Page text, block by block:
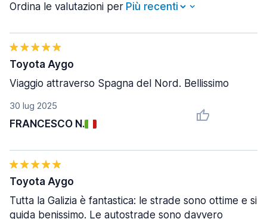
Ordina le valutazioni per
30 lug 2025
FRANCESCO N.
Toyota Aygo
Viaggio attraverso Spagna del Nord. Bellissimo
Toyota Aygo
Tutta la Galizia è fantastica: le strade sono ottime e si
guida benissimo. Le autostrade sono davvero